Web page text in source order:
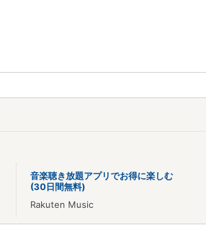
音楽聴き放題アプリでお得に楽しむ
(30日間無料)
Rakuten Music